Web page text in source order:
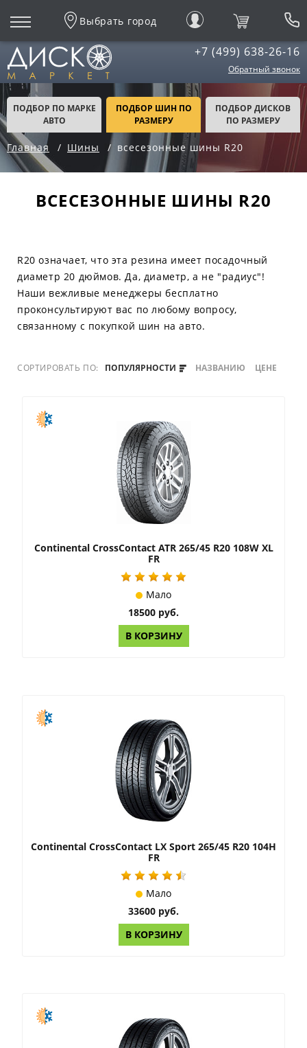
Выбрать город
+7 (499) 638-26-16
Обратный звонок
ПОДБОР ПО МАРКЕ
АВТО
ПОДБОР ШИН ПО
РАЗМЕРУ
ПОДБОР ДИСКОВ
ПО РАЗМЕРУ
Главная Шины всесезонные шины R20
ВСЕСЕЗОННЫЕ ШИНЫ R20
R20 означает, что эта резина имеет посадочный
диаметр 20 дюймов. Да, диаметр, а не "радиус"!
Наши вежливые менеджеры бесплатно
проконсультируют вас по любому вопросу,
связанному с покупкой шин на авто.
СОРТИРОВАТЬ ПО: ПОПУЛЯРНОСТИ НАЗВАНИЮ ЦЕНЕ
Continental CrossContact ATR 265/45 R20 108W XL
FR
Мало
18500 руб.
В КОРЗИНУ
Continental CrossContact LX Sport 265/45 R20 104H
FR
Мало
33600 руб.
В КОРЗИНУ